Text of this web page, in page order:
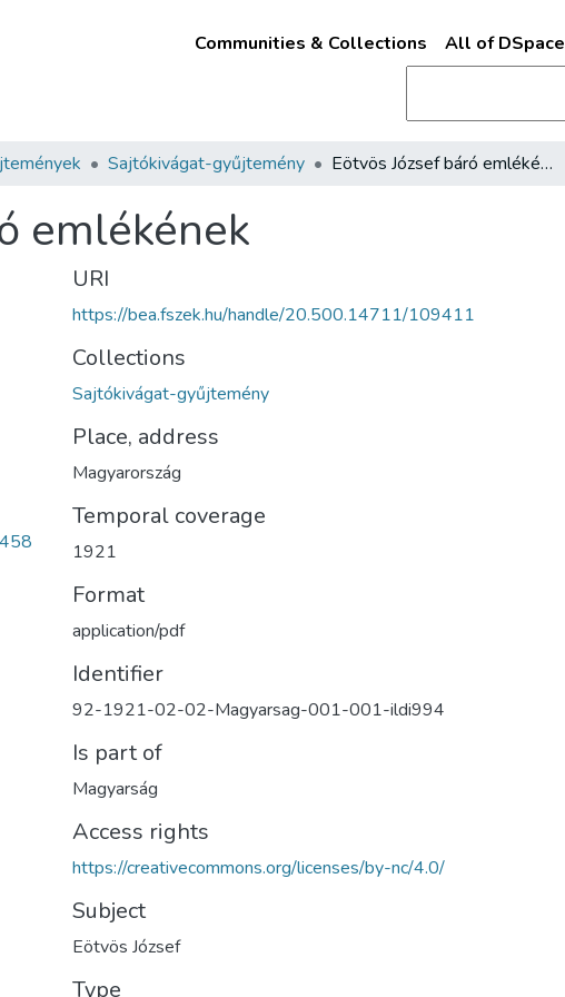
Communities & Collections All of DSpace
Sajtókivágat-gyűjtemény Eötvös József báró emlékének
emlékének
URI
https://bea.fszek.hu/handle/20.500.14711/109411
Collections
Sajtókivágat-gyűjtemény
Place, address
Magyarország
Temporal coverage
1921
Format
application/pdf
Identifier
92-1921-02-02-Magyarsag-001-001-ildi994
Is part of
Magyarság
Access rights
https://creativecommons.org/licenses/by-nc/4.0/
Subject
Eötvös József
Type